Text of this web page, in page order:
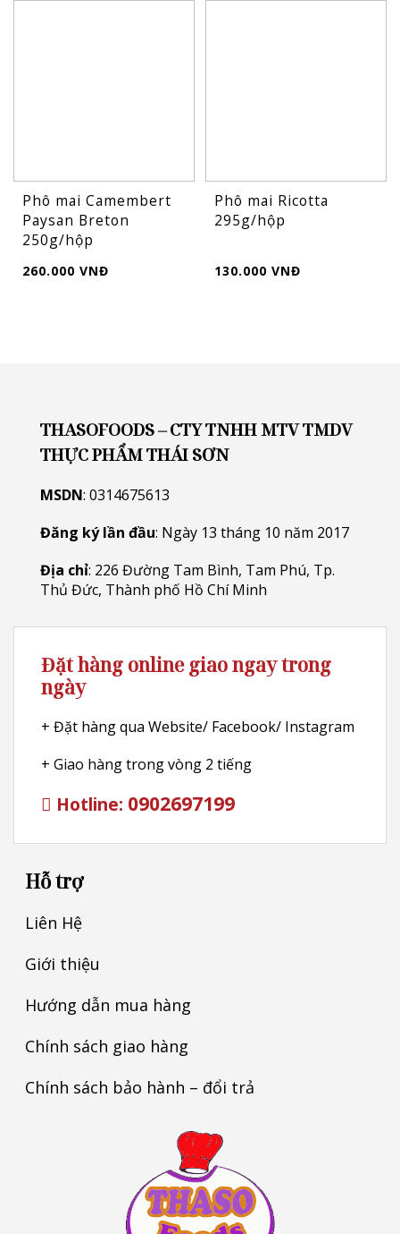
Phô mai Camembert
Paysan Breton
250g/hộp
260.000 VNĐ
Phô mai Ricotta
295g/hộp
130.000 VNĐ
THASOFOODS – CTY TNHH MTV TMDV
THỰC PHẨM THÁI SƠN
MSDN: 0314675613
Đăng ký lần đầu: Ngày 13 tháng 10 năm 2017
Địa chỉ: 226 Đường Tam Bình, Tam Phú, Tp.
Thủ Đức, Thành phố Hồ Chí Minh
Đặt hàng online giao ngay trong
ngày
+ Đặt hàng qua Website/ Facebook/ Instagram
+ Giao hàng trong vòng 2 tiếng
Hotline: 0902697199
Hỗ trợ
Liên Hệ
Giới thiệu
Hướng dẫn mua hàng
Chính sách giao hàng
Chính sách bảo hành – đổi trả